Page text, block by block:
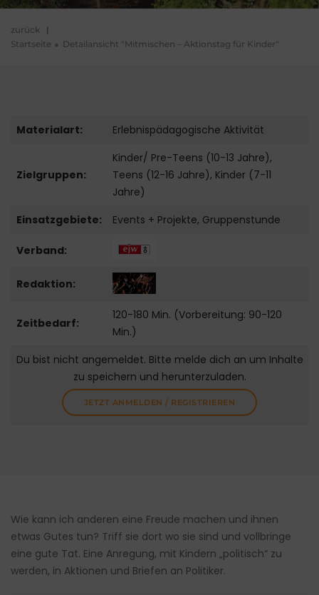
zurück |
Startseite
Detailansicht "Mitmischen – Aktionstag für Kinder"
Materialart: Erlebnispädagogische Aktivität
Zielgruppen:
Kinder/ Pre-Teens (10-13 Jahre),
Teens (12-16 Jahre), Kinder (7-11
Jahre)
Einsatzgebiete:
Events + Projekte, Gruppenstunde
Verband:
Redaktion:
Zeitbedarf:
120-180 Min. (Vorbereitung: 90-120
Min.)
Du bist nicht angemeldet. Bitte melde dich an um Inhalte
zu speichern und herunterzuladen.
JETZT ANMELDEN / REGISTRIEREN
Wie kann ich anderen eine Freude machen und ihnen
etwas Gutes tun? Triff sie dort wo sie sind und vollbringe
eine gute Tat. Eine Anregung, mit Kindern „politisch“ zu
werden, in Aktionen und Briefen an Politiker.